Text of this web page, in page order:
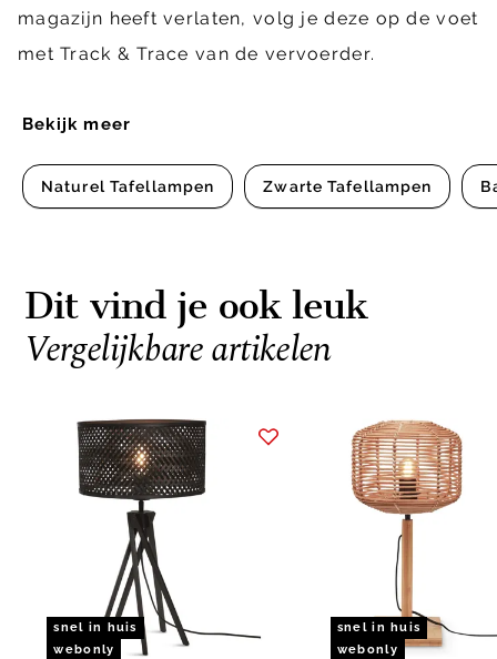
Bekijk meer
Naturel Tafellampen Zwarte Tafellampen
magazijn heeft verlaten, volg je deze op de voet
met Track & Trace van de vervoerder.
Dit vind je ook leuk
Vergelijkbare artikelen
snel in huis
webonly
snel in huis
webonly